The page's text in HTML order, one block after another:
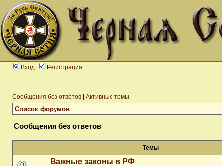
Вход Регистрация
Сообщения без ответов Активные темы
Список форумов
Сообщения без ответов
Темы
Важные законы в РФ